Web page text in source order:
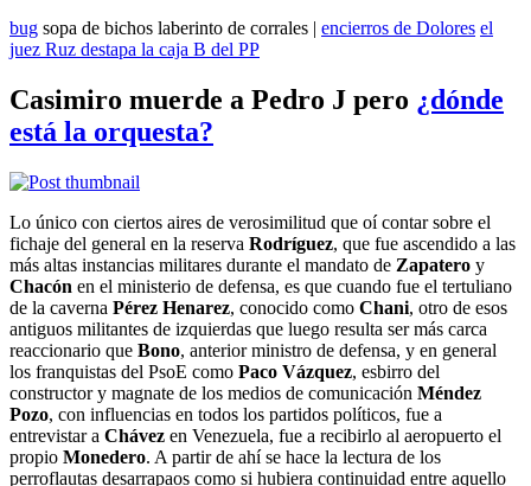
bug sopa de bichos laberinto de corrales | encierros de Dolores el
juez Ruz destapa la caja B del PP
Casimiro muerde a Pedro J pero ¿dónde
está la orquesta?
Lo único con ciertos aires de verosimilitud que oí contar sobre el
fichaje del general en la reserva Rodríguez, que fue ascendido a las
más altas instancias militares durante el mandato de Zapatero y
Chacón en el ministerio de defensa, es que cuando fue el tertuliano
de la caverna Pérez Henarez, conocido como Chani, otro de esos
antiguos militantes de izquierdas que luego resulta ser más carca
reaccionario que Bono, anterior ministro de defensa, y en general
los franquistas del PsoE como Paco Vázquez, esbirro del
constructor y magnate de los medios de comunicación Méndez
Pozo, con influencias en todos los partidos políticos, fue a
entrevistar a Chávez en Venezuela, fue a recibirlo al aeropuerto el
propio Monedero. A partir de ahí se hace la lectura de los
perroflautas desarrapaos como si hubiera continuidad entre aquello